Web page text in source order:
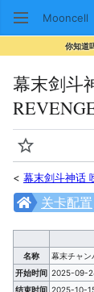
Mooncell
你知道
幕末剑斗
监视
< 幕末剑斗神话
关卡配置
名称
幕末チャン
开始时间 2025-09-
结束时间 2025-10-